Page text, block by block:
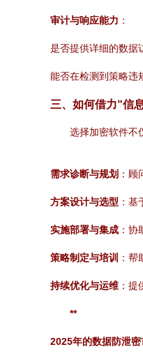
审计与响应能力 ：
是否提供详细的数据
能否在检测到策略违
三、如何借力“信
选择加密软件不
需求诊断与规划 ：
方案设计与选型 ：
实施部署与集成 ：
策略制定与培训 ：
持续优化与运维 ：
**
2025年的数据防泄